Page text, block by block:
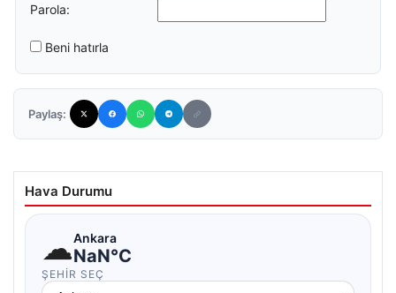
Parola:
Beni hatırla
Paylaş:
Hava Durumu
☁Ankara
NaN°C
ŞEHIR SEÇ